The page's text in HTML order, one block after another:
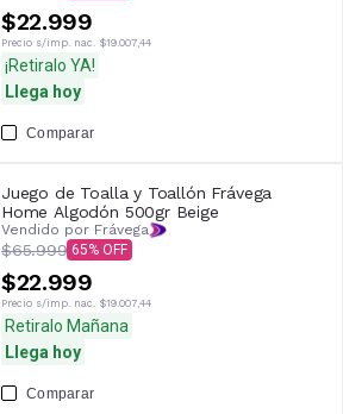
$22.999
Precio s/imp. nac. $19.007,44
¡Retiralo YA!
Llega hoy
Comparar
Juego de Toalla y Toallón Frávega
Home Algodón 500gr Beige
Vendido por Frávega
$65.999 65
$22.999
Precio s/imp. nac. $19.007,44
Retiralo Mañana
Llega hoy
Comparar